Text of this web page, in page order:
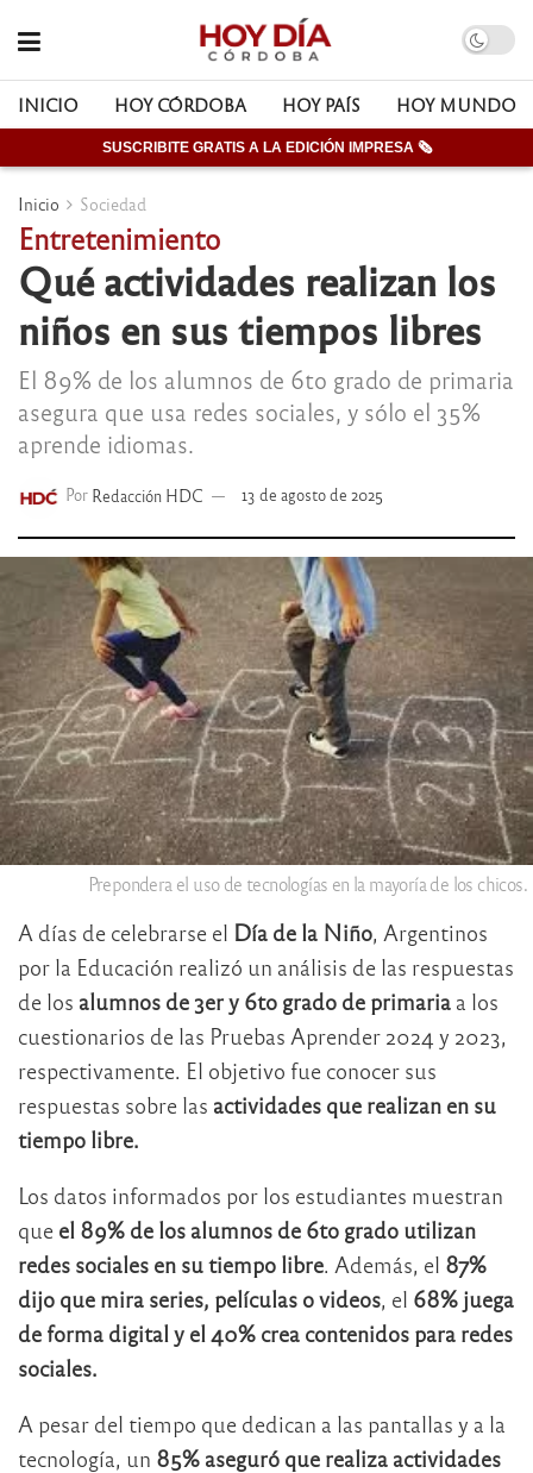
INICIO HOY CÓRDOBA HOY PAÍS HOY MUNDO
SUSCRIBITE GRATIS A LA EDICIÓN IMPRESA 🗞
Inicio Sociedad
Entretenimiento
Qué actividades realizan los
niños en sus tiempos libres
El 89% de los alumnos de 6to grado de primaria
asegura que usa redes sociales, y sólo el 35%
aprende idiomas.
Por Redacción HDC 13 de agosto de 2025
Prepondera el uso de tecnologías en la mayoría de los chicos.
A días de celebrarse el Día de la Niño, Argentinos
por la Educación realizó un análisis de las respuestas
de los alumnos de 3er y 6to grado de primaria a los
cuestionarios de las Pruebas Aprender 2024 y 2023,
respectivamente. El objetivo fue conocer sus
respuestas sobre las actividades que realizan en su
tiempo libre.
Los datos informados por los estudiantes muestran
que el 89% de los alumnos de 6to grado utilizan
redes sociales en su tiempo libre. Además, el 87%
dijo que mira series, películas o videos, el 68% juega
de forma digital y el 40% crea contenidos para redes
sociales.
A pesar del tiempo que dedican a las pantallas y a la
tecnología, un 85% aseguró que realiza actividades